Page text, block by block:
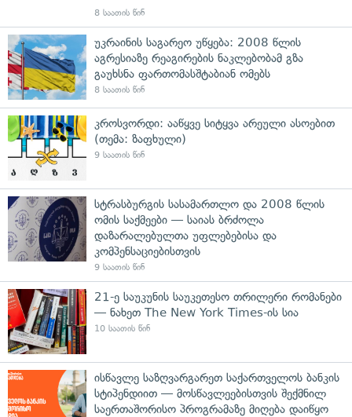
8 საათის წინ
უკრაინის საგარეო უწყება: 2008 წლის
აგრესიაზე რეაგირების ნაკლებობამ გზა
გაუხსნა ფართომასშტაბიან ომებს
8 საათის წინ
კროსვორდი: ააწყვე სიტყვა არეული ასოებით
(თემა: ზაფხული)
9 საათის წინ
სტრასბურგის სასამართლო და 2008 წლის
ომის საქმეები — საიას ბრძოლა
დაზარალებულთა უფლებებისა და
კომპენსაციებისთვის
9 საათის წინ
21-ე საუკუნის საუკეთესო თრილერი რომანები
— ნახეთ The New York Times-ის სია
10 საათის წინ
ისწავლე საზღვარგარეთ საქართველოს ბანკის
სტიპენდიით — მოსწავლეებისთვის შექმნილ
საერთაშორისო პროგრამაზე მიღება დაიწყო